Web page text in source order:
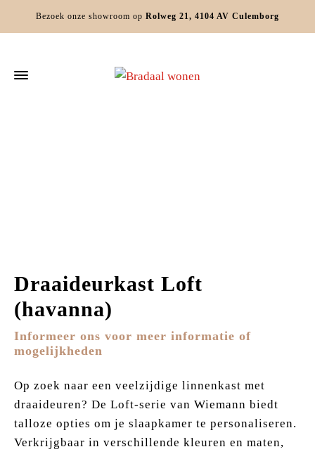
Bezoek onze showroom op Rolweg 21, 4104 AV Culemborg
Draaideurkast Loft
(havanna)
Informeer ons voor meer informatie of
mogelijkheden
Op zoek naar een veelzijdige linnenkast met
draaideuren? De Loft-serie van Wiemann biedt
talloze opties om je slaapkamer te personaliseren.
Verkrijgbaar in verschillende kleuren en maten,